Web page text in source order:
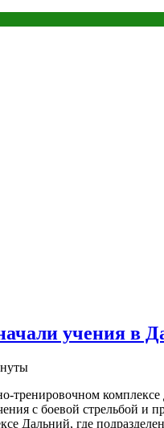
учения в
тренировочном
с боевой стрельбой и
Дальний, где